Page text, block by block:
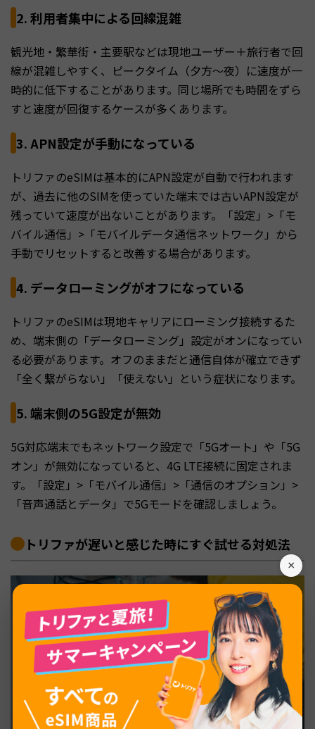
×
2. 利用者集中による回線混雑
観光地・繁華街・主要駅などは現地ユーザー＋旅行者で回
線が混雑しやすく、ピークタイム（夕方〜夜）に速度が一
時的に低下することがあります。同じ場所でも時間をずら
すと速度が回復するケースが多くあります。
3. APN設定が手動になっている
トリファのeSIMは基本的にAPN設定が自動で行われます
が、過去に他のSIMを使っていた端末では古いAPN設定が
残っていて速度が出ないことがあります。「設定」>「モ
バイル通信」>「モバイルデータ通信ネットワーク」から
手動でリセットすると改善する場合があります。
4. データローミングがオフになっている
トリファのeSIMは現地キャリアにローミング接続するた
め、端末側の「データローミング」設定がオンになってい
る必要があります。オフのままだと通信自体が確立できず
「全く繋がらない」「使えない」という症状になります。
5. 端末側の5G設定が無効
5G対応端末でもネットワーク設定で「5Gオート」や「5G
オン」が無効になっていると、4G LTE接続に固定されま
す。「設定」>「モバイル通信」>「通信のオプション」>
「音声通話とデータ」で5Gモードを確認しましょう。
トリファが遅いと感じた時にすぐ試せる対処法